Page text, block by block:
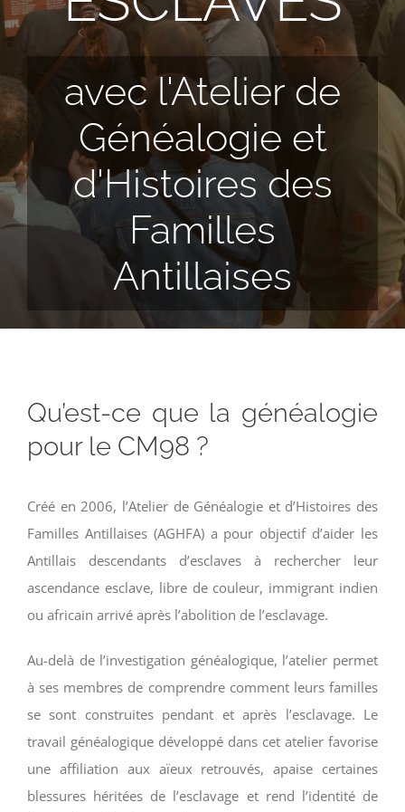
avec l'Atelier de
Généalogie et
d'Histoires des
Familles
Antillaises
Qu’est-ce que la généalogie
pour le CM98 ?
Créé en 2006, l’Atelier de Généalogie et d’Histoires des
Familles Antillaises (AGHFA) a pour objectif d’aider les
Antillais descendants d’esclaves à rechercher leur
ascendance esclave, libre de couleur, immigrant indien
ou africain arrivé après l’abolition de l’esclavage.
Au-delà de l’investigation généalogique, l’atelier permet
à ses membres de comprendre comment leurs familles
se sont construites pendant et après l’esclavage. Le
travail généalogique développé dans cet atelier favorise
une affiliation aux aïeux retrouvés, apaise certaines
blessures héritées de l’esclavage et rend l’identité de